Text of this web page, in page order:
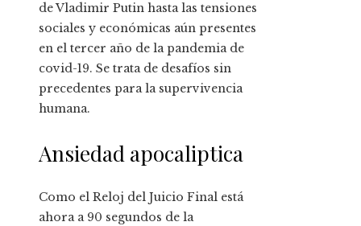
de Vladimir Putin hasta las tensiones
sociales y económicas aún presentes
en el tercer año de la pandemia de
covid-19. Se trata de desafíos sin
precedentes para la supervivencia
humana.
Ansiedad apocaliptica
Como el Reloj del Juicio Final está
ahora a 90 segundos de la